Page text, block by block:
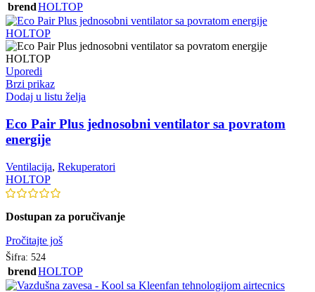
brendHOLTOP
Uporedi
Brzi prikaz
Dodaj u listu želja
Eco Pair Plus jednosobni ventilator sa povratom
energije
Ventilacija, Rekuperatori
HOLTOP
Dostupan za poručivanje
Pročitajte još
Šifra: 524
brendHOLTOP